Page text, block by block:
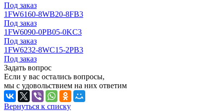
Под заказ
1FW6160-8WB20-8FB3
Под заказ
1FW6090-0PB05-0KC3
Под заказ
1FW6232-8WC15-2PB3
Под заказ
Задать вопрос
Если у вас остались вопросы,
мы с удовольствием на них ответим
Вернуться к списку